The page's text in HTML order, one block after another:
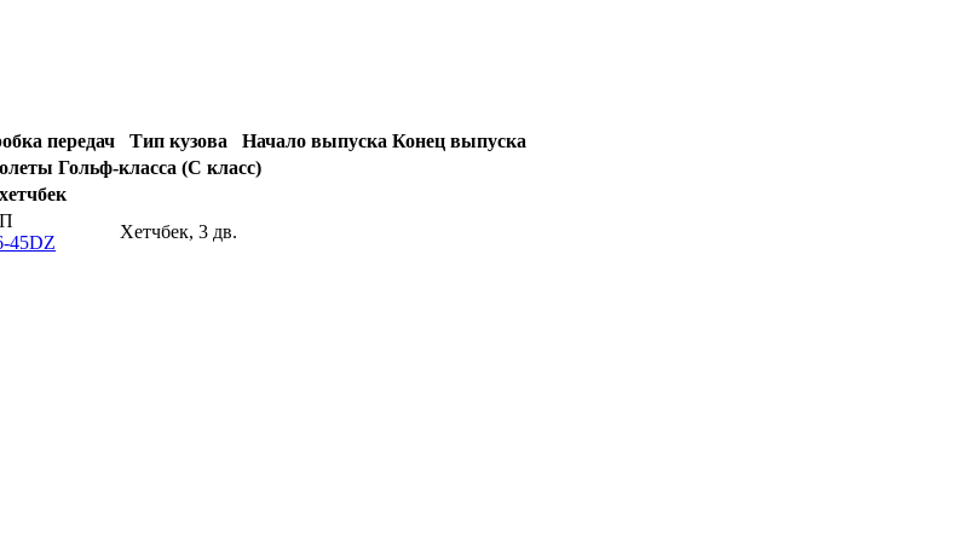
передач Тип кузова Начало выпуска Конец выпуска
Гольф-класса (C класс)
45DZ
Хетчбек, 3 дв.